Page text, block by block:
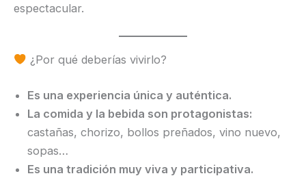
espectacular.
¿Por qué deberías vivirlo?
Es una experiencia única y auténtica.
La comida y la bebida son protagonistas:
castañas, chorizo, bollos preñados, vino nuevo,
sopas…
Es una tradición muy viva y participativa.